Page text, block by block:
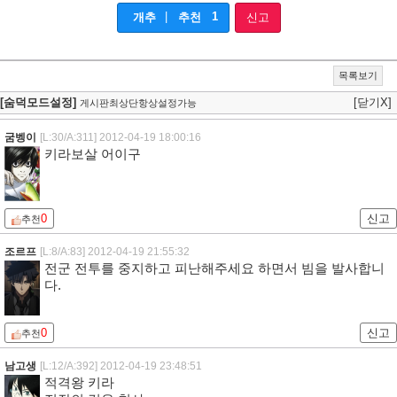
개추 추천 1 신고
목록보기
[숨덕모드설정] 게시판최상단항상설정가능 [닫기X]
굼벵이 [L:30/A:311] 2012-04-19 18:00:16
키라보살 어이구
추천0 신고
조르프 [L:8/A:83] 2012-04-19 21:55:32
전군 전투를 중지하고 피난해주세요 하면서 빔을 발사합니
다.
추천0 신고
남고생 [L:12/A:392] 2012-04-19 23:48:51
적격왕 키라